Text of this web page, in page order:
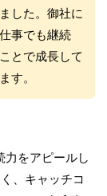
した。御社に
事でも継続
とで成長して
す。
をアピールし
、キャッチコ